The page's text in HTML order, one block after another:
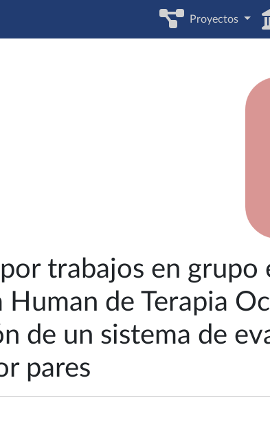
Proyectos
trabajos en grupo
de Terapia
de un sistema de
pares